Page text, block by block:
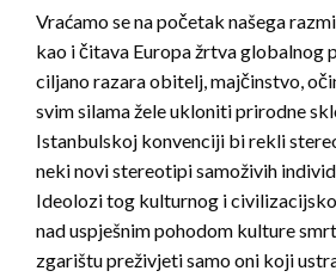
Vraćamo se na početak našega
kao i čitava Europa žrtva globalnog
ciljano razara obitelj, majčinstvo,
svim silama žele ukloniti prirodne
Istanbulskoj konvenciji bi rekli
neki novi stereotipi samoživih
Ideolozi tog kulturnog i
nad uspješnim pohodom kulture
zgarištu preživjeti samo oni koji